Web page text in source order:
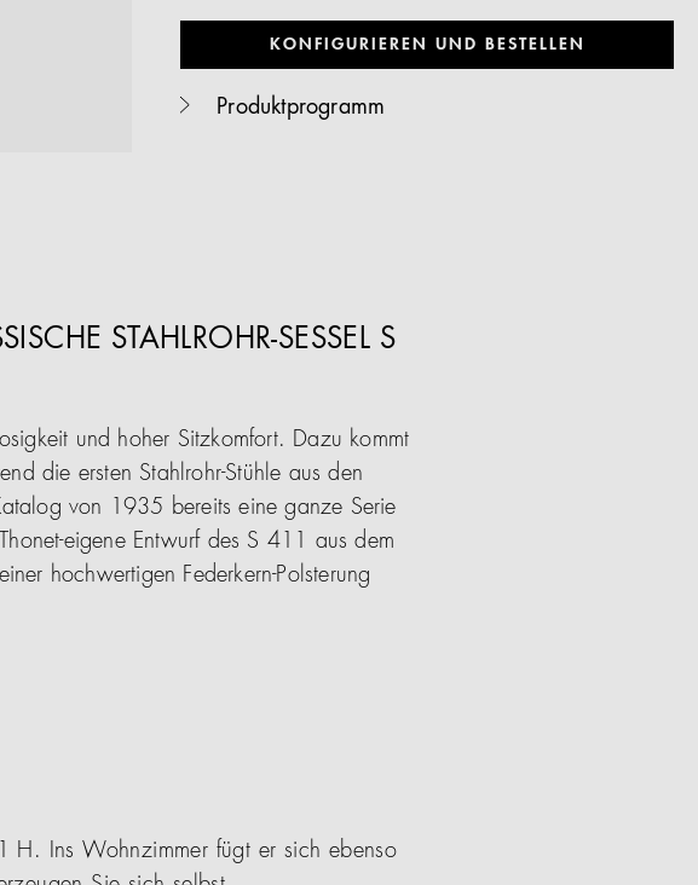
KONFIGURIEREN UND BESTELLEN
Produktprogramm
STAHLROHR-SESSEL S
und hoher Sitzkomfort. Dazu kommt
die ersten Stahlrohr-Stühle aus den
von 1935 bereits eine ganze Serie
eigene Entwurf des S 411 aus dem
hochwertigen Federkern-Polsterung
H. Ins Wohnzimmer fügt er sich ebenso